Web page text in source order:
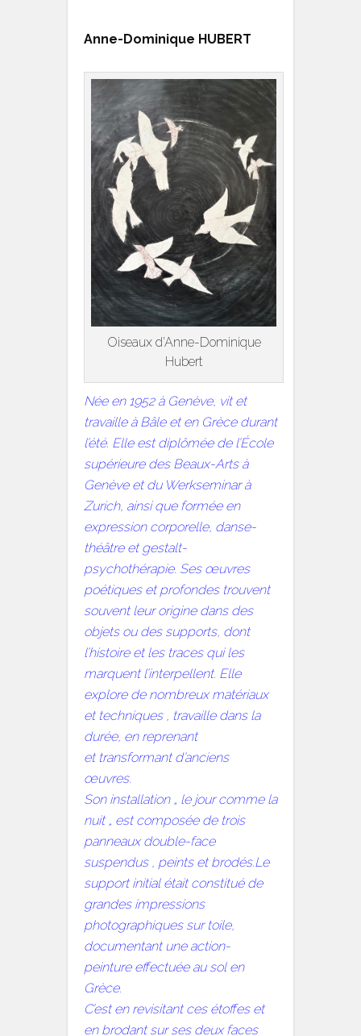
Anne-Dominique HUBERT
Oiseaux d’Anne-Dominique
Hubert
Née en 1952 à Genève, vit et
travaille à Bâle et en Grèce durant
l’été. Elle est diplômée de l’École
supérieure des Beaux-Arts à
Genève et du Werkseminar à
Zurich, ainsi que formée en
expression corporelle, danse-
théâtre et gestalt-
psychothérapie. Ses œuvres
poétiques et profondes trouvent
souvent leur origine dans des
objets ou des supports, dont
l’histoire et les traces qui les
marquent l’interpellent. Elle
explore de nombreux matériaux
et techniques , travaille dans la
durée, en reprenant
et transformant d’anciens
œuvres.
Son installation „ le jour comme la
nuit „ est composée de trois
panneaux double-face
suspendus , peints et brodés.Le
support initial était constitué de
grandes impressions
photographiques sur toile,
documentant une action-
peinture effectuée au sol en
Grèce.
C’est en revisitant ces étoffes et
en brodant sur ses deux faces